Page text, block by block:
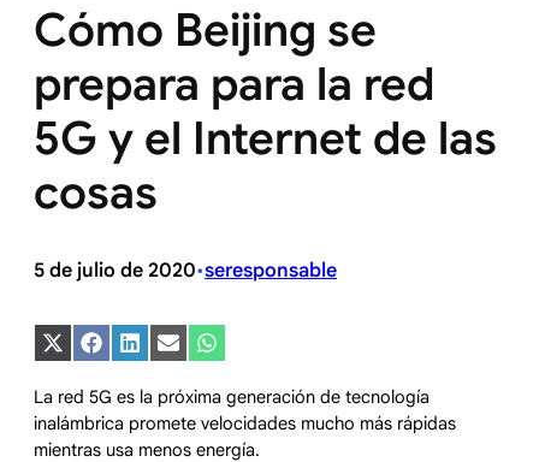
Cómo Beijing se
prepara para la red
5G y el Internet de las
cosas
5 de julio de 2020•seresponsable
Compartir
en
(Twitter)
Compartir
en
Compartir
en
Compartir
en
Compartir
en
La red 5G es la próxima generación de tecnología
inalámbrica promete velocidades mucho más rápidas
mientras usa menos energía.